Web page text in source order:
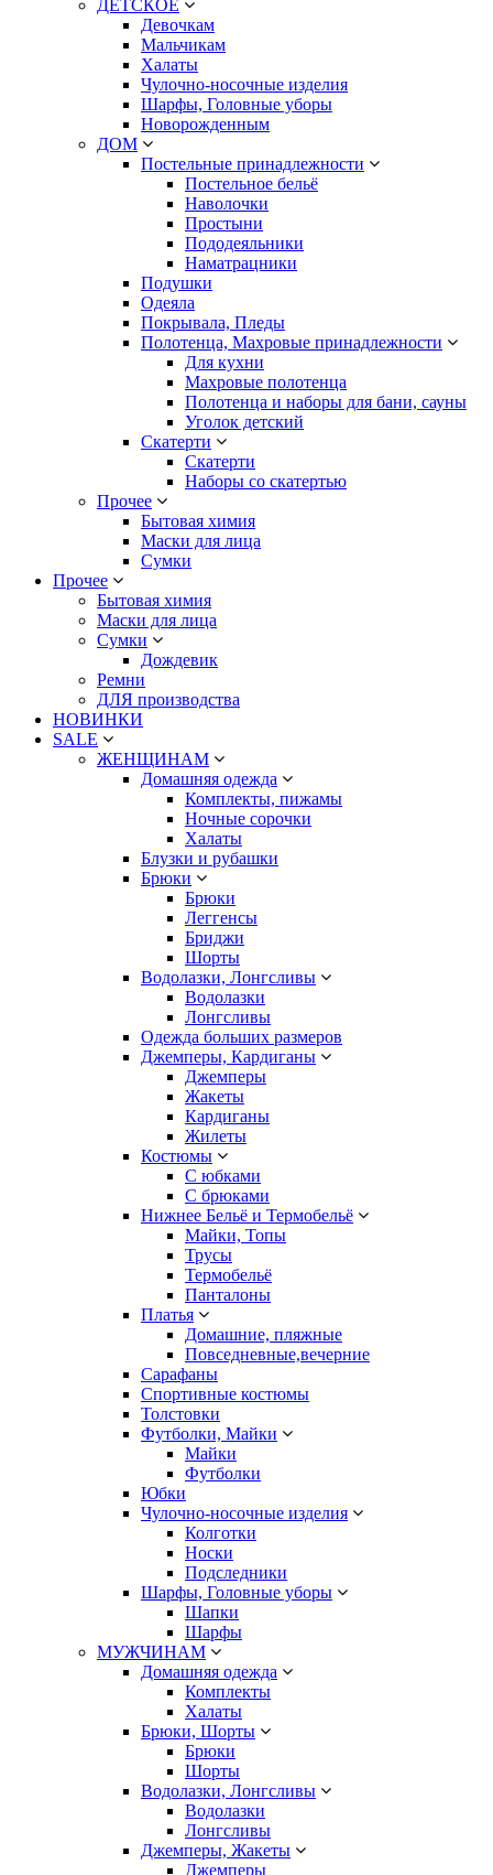
ДЕТСКОЕ
Девочкам
Мальчикам
Халаты
Чулочно-носочные изделия
Шарфы, Головные уборы
Новорожденным
ДОМ
Постельные принадлежности
Постельное бельё
Наволочки
Простыни
Пододеяльники
Наматрацники
Подушки
Одеяла
Покрывала, Пледы
Полотенца, Махровые принадлежности
Для кухни
Махровые полотенца
Полотенца и наборы для бани, сауны
Уголок детский
Скатерти
Скатерти
Наборы со скатертью
Прочее
Бытовая химия
Маски для лица
Сумки
Прочее
Бытовая химия
Маски для лица
Сумки
Дождевик
Ремни
ДЛЯ производства
НОВИНКИ
SALE
ЖЕНЩИНАМ
Домашняя одежда
Комплекты, пижамы
Ночные сорочки
Халаты
Блузки и рубашки
Брюки
Брюки
Леггенсы
Бриджи
Шорты
Водолазки, Лонгсливы
Водолазки
Лонгсливы
Одежда больших размеров
Джемперы, Кардиганы
Джемперы
Жакеты
Кардиганы
Жилеты
Костюмы
С юбками
С брюками
Нижнее Бельё и Термобельё
Майки, Топы
Трусы
Термобельё
Панталоны
Платья
Домашние, пляжные
Повседневные,вечерние
Сарафаны
Спортивные костюмы
Толстовки
Футболки, Майки
Майки
Футболки
Юбки
Чулочно-носочные изделия
Колготки
Носки
Подследники
Шарфы, Головные уборы
Шапки
Шарфы
МУЖЧИНАМ
Домашняя одежда
Комплекты
Халаты
Брюки, Шорты
Брюки
Шорты
Водолазки, Лонгсливы
Водолазки
Лонгсливы
Джемперы, Жакеты
Джемперы